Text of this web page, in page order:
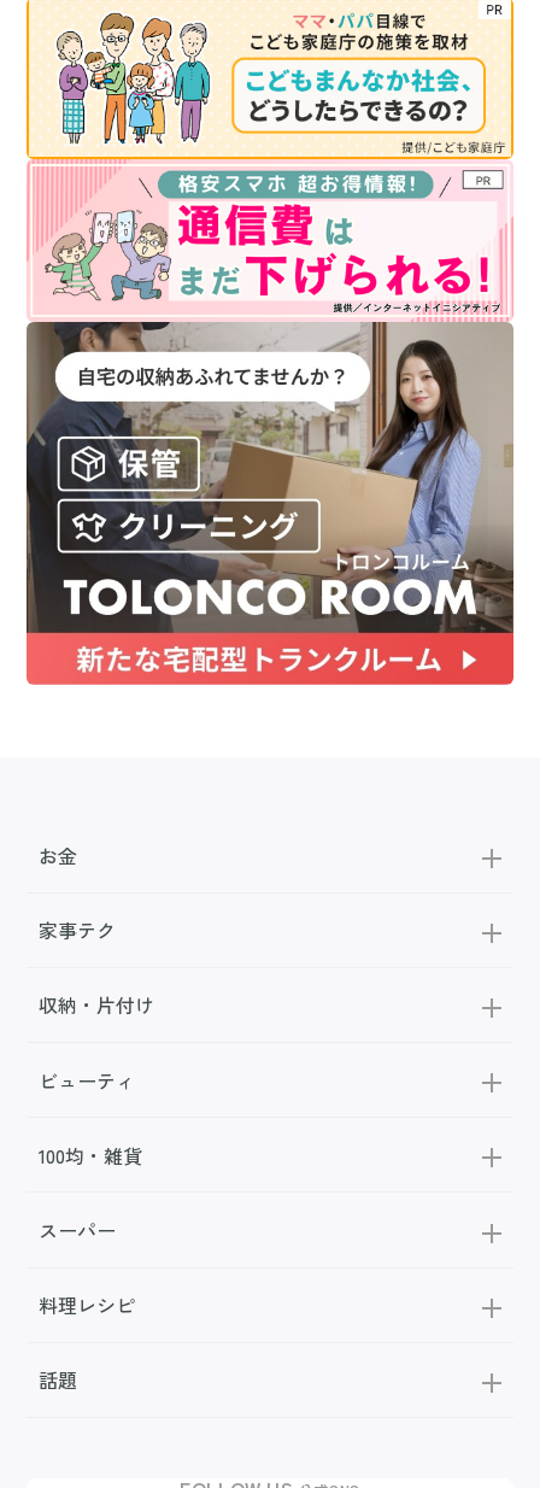
お金
家事テク
収納・片付け
ビューティ
100均・雑貨
スーパー
料理レシピ
話題